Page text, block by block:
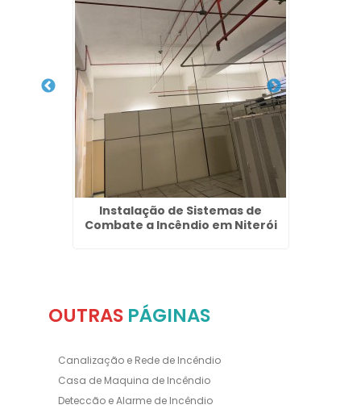
Instalação de Sistemas de
Combate a Incêndio em Niterói
OUTRAS PÁGINAS
Canalização e Rede de Incêndio
Casa de Maquina de Incêndio
Deteccão e Alarme de Incêndio